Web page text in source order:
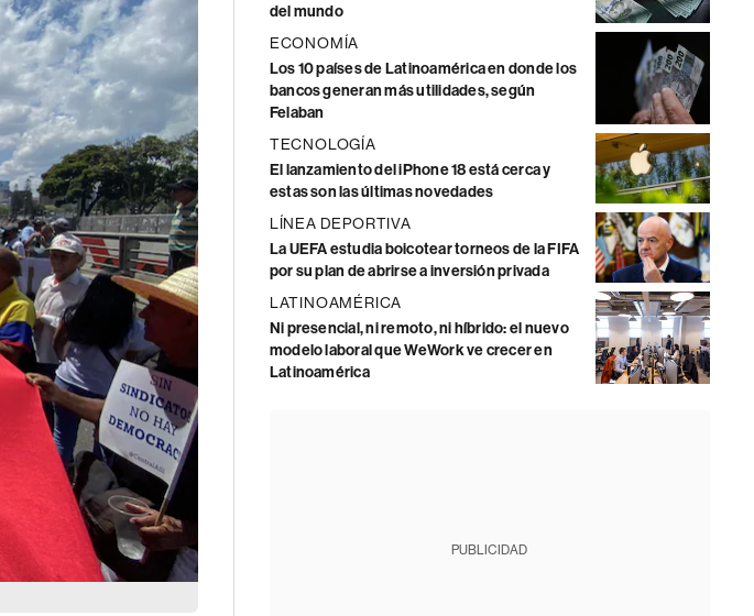
del mundo
ECONOMÍA
Los 10 países de Latinoamérica en donde los
bancos generan más utilidades, según
Felaban
TECNOLOGÍA
El lanzamiento del iPhone 18 está cerca y
estas son las últimas novedades
LÍNEA DEPORTIVA
La UEFA estudia boicotear torneos de la FIFA
por su plan de abrirse a inversión privada
LATINOAMÉRICA
Ni presencial, ni remoto, ni híbrido: el nuevo
modelo laboral que WeWork ve crecer en
Latinoamérica
PUBLICIDAD